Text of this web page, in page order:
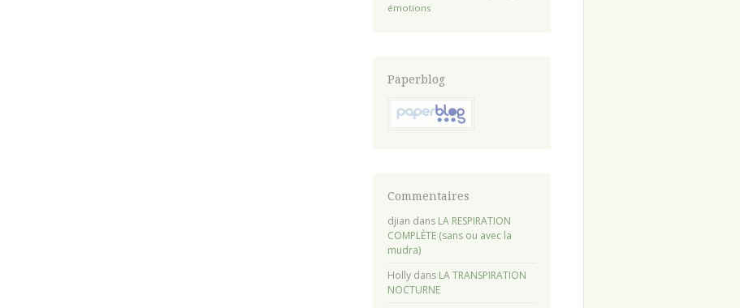
émotions
Paperblog
Commentaires
djian dans LA RESPIRATION
COMPLÈTE (sans ou avec la
mudra)
Hollydans LA TRANSPIRATION
NOCTURNE